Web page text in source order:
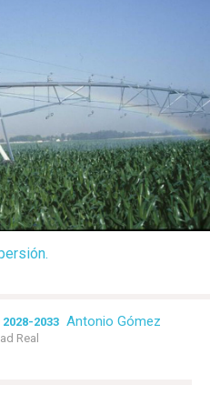
2028-2033 Antonio Gómez
Real